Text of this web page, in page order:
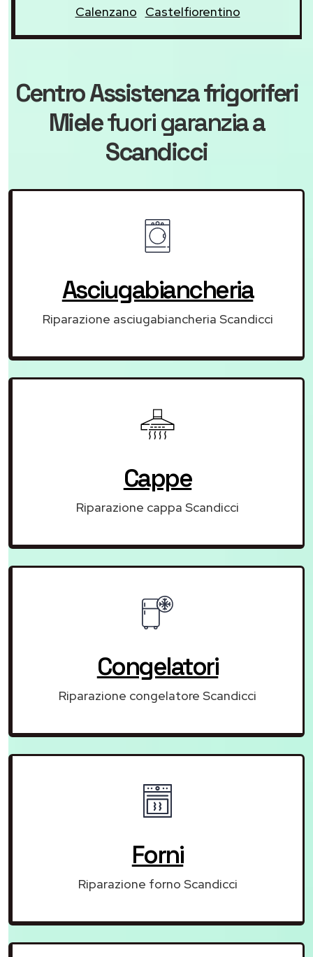
Calenzano Castelfiorentino
Centro Assistenza frigoriferi
Mielefuori garanziaa
Scandicci
Asciugabiancheria
Riparazione asciugabiancheria Scandicci
Cappe
Riparazione cappa Scandicci
Congelatori
Riparazione congelatore Scandicci
Forni
Riparazione forno Scandicci